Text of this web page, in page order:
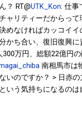
？ RT@UTK_Kon: 仕事
ャリティーだからって
めなければカッコイ
かち合い、復旧復興
300万円、総額22億円
南相馬市は
いのですか？ > 日赤
いう気持ちになるの